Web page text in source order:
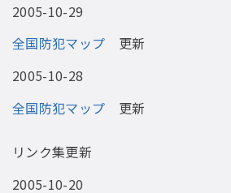
2005-10-29
全国防犯マップ 更新
2005-10-28
全国防犯マップ 更新
リンク集更新
2005-10-20